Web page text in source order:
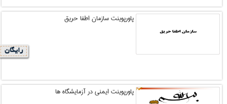
پاورپوینت سازمان اطفا حریق
رایگان
پاورپوینت ایمنی در آزمایشگاه ها